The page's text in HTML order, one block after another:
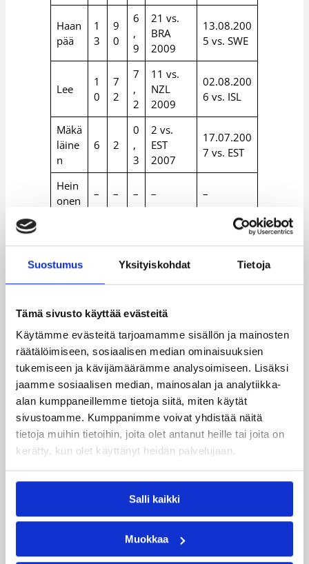
Suostumus Yksityiskohdat Tietoja
Tämä sivusto käyttää evästeitä
Käytämme evästeitä tarjoamamme sisällön ja mainosten
räätälöimiseen, sosiaalisen median ominaisuuksien
tukemiseen ja kävijämäärämme analysoimiseen. Lisäksi
jaamme sosiaalisen median, mainosalan ja analytiikka-
alan kumppaneillemme tietoja siitä, miten käytät
sivustoamme. Kumppanimme voivat yhdistää näitä
tietoja muihin tietoihin, joita olet antanut heille tai joita on
kerätty, kun olet käyttänyt heidän palvelujaan.
Salli kaikki
Muokkaa
Haan
pää
1
3
9
0
6
,
9
21 vs.
BRA
2009
13.08.200
5 vs. SWE
Lee
1
0
7
2
7
,
2
11 vs.
NZL
2009
02.08.200
6 vs. ISL
Mäkä
läine
n
6 2
0
,
3
2 vs.
EST
2007
17.07.200
7 vs. EST
Hein
onen
– – – – –
Neno
nen
Maajoukkueen aikataulu 2010
Pvm Tapahtuma Klo
Paikka
21.-2
4.06.
Harjoitusleiri
Vantaa,
Helsinki
28.0
6.-01
.07.
Harjoitusleiri Forssa
Harjoitusleiri
Harjoitusleiri &